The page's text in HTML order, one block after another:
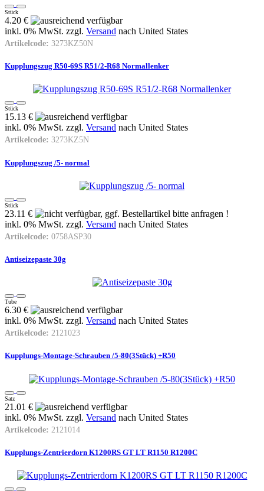
Stück
4.20 €
inkl. 0% MwSt. zzgl. Versand nach United States
Artikelcode: 3273KZ50N
Kupplungszug R50-69S R51/2-R68 Normallenker
Stück
15.13 €
inkl. 0% MwSt. zzgl. Versand nach United States
Artikelcode: 3273KZ5N
Kupplungszug /5- normal
Stück
23.11 €
inkl. 0% MwSt. zzgl. Versand nach United States
Artikelcode: 0758ASP30
Antiseizepaste 30g
Tube
6.30 €
inkl. 0% MwSt. zzgl. Versand nach United States
Artikelcode: 2121023
Kupplungs-Montage-Schrauben /5-80(3Stück) +R50
Satz
21.01 €
inkl. 0% MwSt. zzgl. Versand nach United States
Artikelcode: 2121014
Kupplungs-Zentrierdorn K1200RS GT LT R1150 R1200C